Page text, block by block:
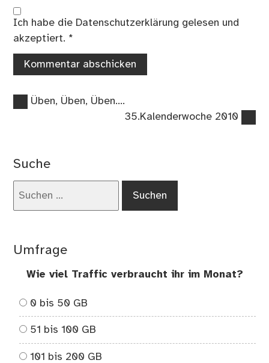
Ich habe die Datenschutzerklärung gelesen und
akzeptiert. *
Beitragsnavigation
Vorheriger
Üben, Üben, Üben….
Nächster
35.Kalenderwoche 2010
Suche
Umfrage
Wie viel Traffic verbraucht ihr im Monat?
0 bis 50 GB
51 bis 100 GB
101 bis 200 GB